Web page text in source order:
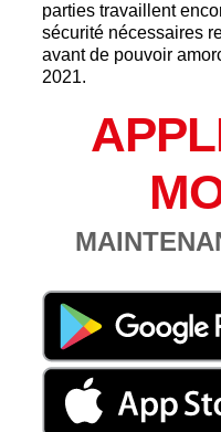
parties travaillent
sécurité nécessaires
avant de pouvoir
2021.